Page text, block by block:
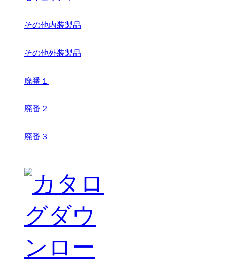
その他内装製品
その他外装製品
廃番１
廃番２
廃番３